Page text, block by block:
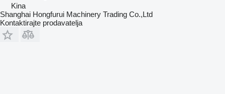
Kina
Shanghai Hongfurui Machinery Trading Co.,Ltd
Kontaktirajte prodavatelja